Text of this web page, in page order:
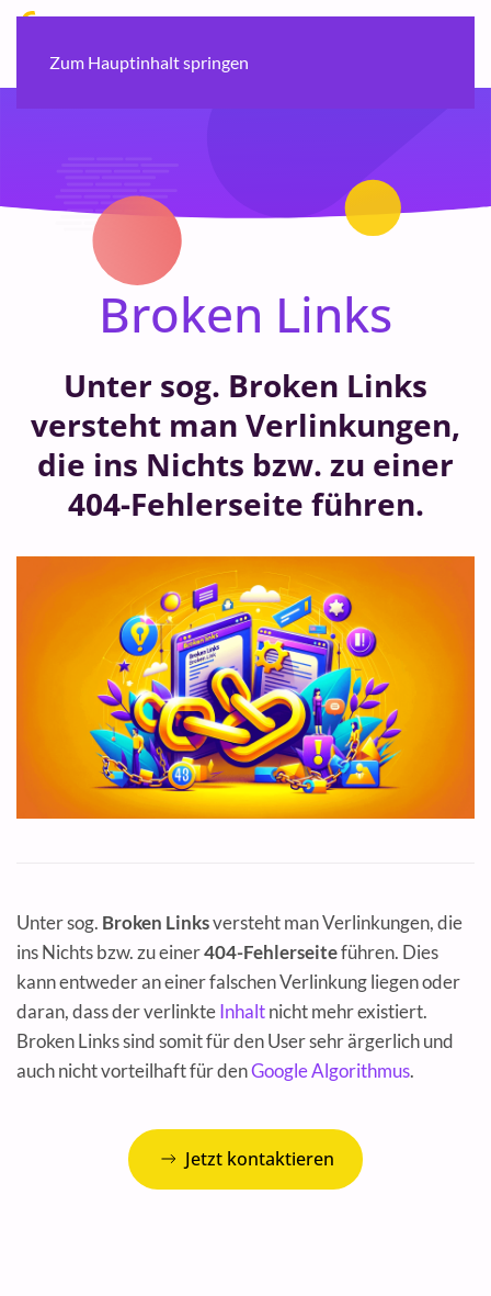
Zum Hauptinhalt springen
Broken Links
Unter sog. Broken Links
versteht man Verlinkungen,
die ins Nichts bzw. zu einer
404-Fehlerseite führen.
Unter sog. Broken Linksversteht man Verlinkungen, die
ins Nichts bzw. zu einer404-Fehlerseiteführen. Dies
kann entweder an einer falschen Verlinkung liegen oder
daran, dass der verlinkteInhaltnicht mehr existiert.
Broken Links sind somit für den User sehr ärgerlich und
auch nicht vorteilhaft für denGoogle Algorithmus.
Jetzt kontaktieren